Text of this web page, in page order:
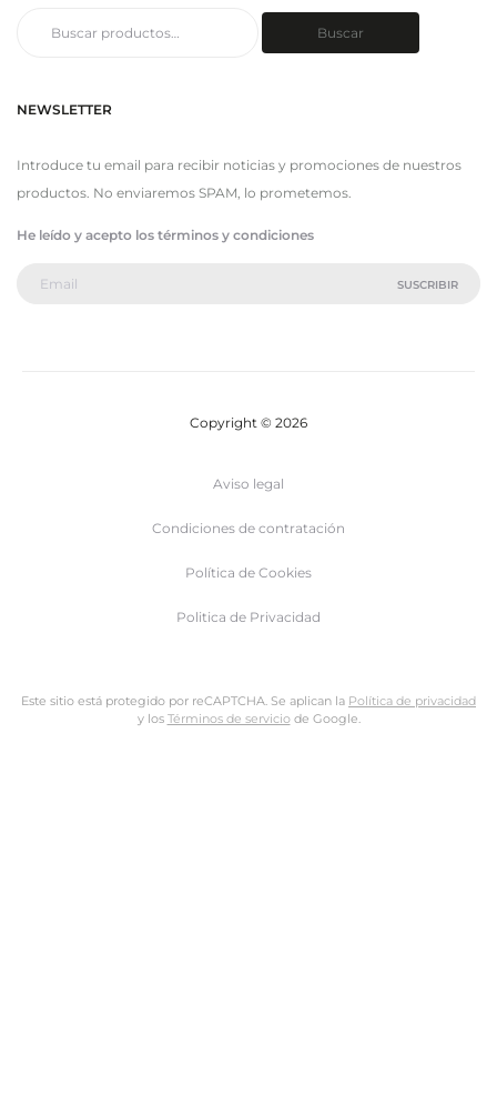
Buscar
NEWSLETTER
Introduce tu email para recibir noticias y promociones de nuestros
productos. No enviaremos SPAM, lo prometemos.
He leído y acepto los términos y condiciones
Copyright © 2026
Aviso legal
Condiciones de contratación
Política de Cookies
Politica de Privacidad
Este sitio está protegido por reCAPTCHA. Se aplican la Política de privacidad
y los Términos de serviciode Google.